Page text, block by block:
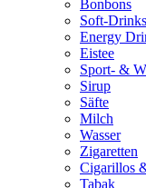
Bonbons
Soft-Drinks
Energy
Eistee
Sport- &
Sirup
Säfte
Milch
Wasser
Zigaretten
Cigarillos
Tabak